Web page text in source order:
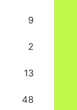
9
2
13
48